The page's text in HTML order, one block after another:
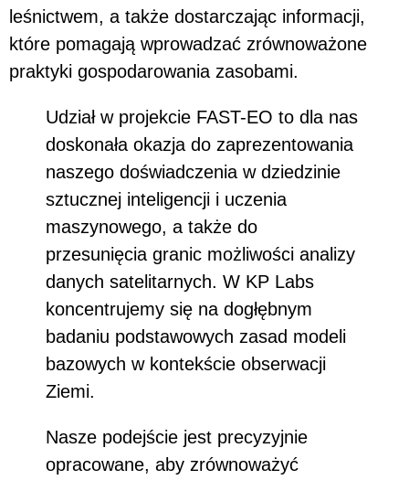
leśnictwem, a także dostarczając informacji,
które pomagają wprowadzać zrównoważone
praktyki gospodarowania zasobami.
Udział w projekcie FAST-EO to dla nas
doskonała okazja do zaprezentowania
naszego doświadczenia w dziedzinie
sztucznej inteligencji i uczenia
maszynowego, a także do
przesunięcia granic możliwości analizy
danych satelitarnych. W KP Labs
koncentrujemy się na dogłębnym
badaniu podstawowych zasad modeli
bazowych w kontekście obserwacji
Ziemi.
Nasze podejście jest precyzyjnie
opracowane, aby zrównoważyć